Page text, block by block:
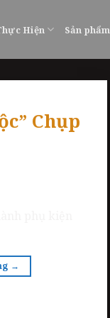
Hiện Sản phẩm
Chụp
→